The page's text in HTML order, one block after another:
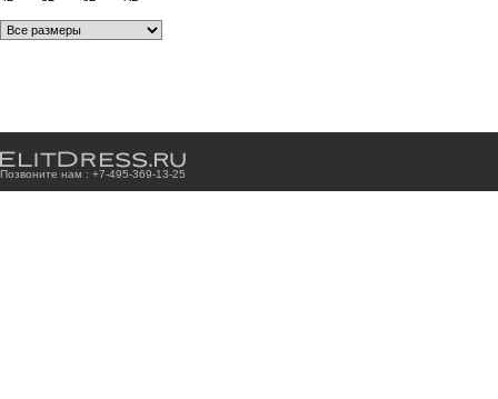
Позвоните нам : +7-495-369-13-25